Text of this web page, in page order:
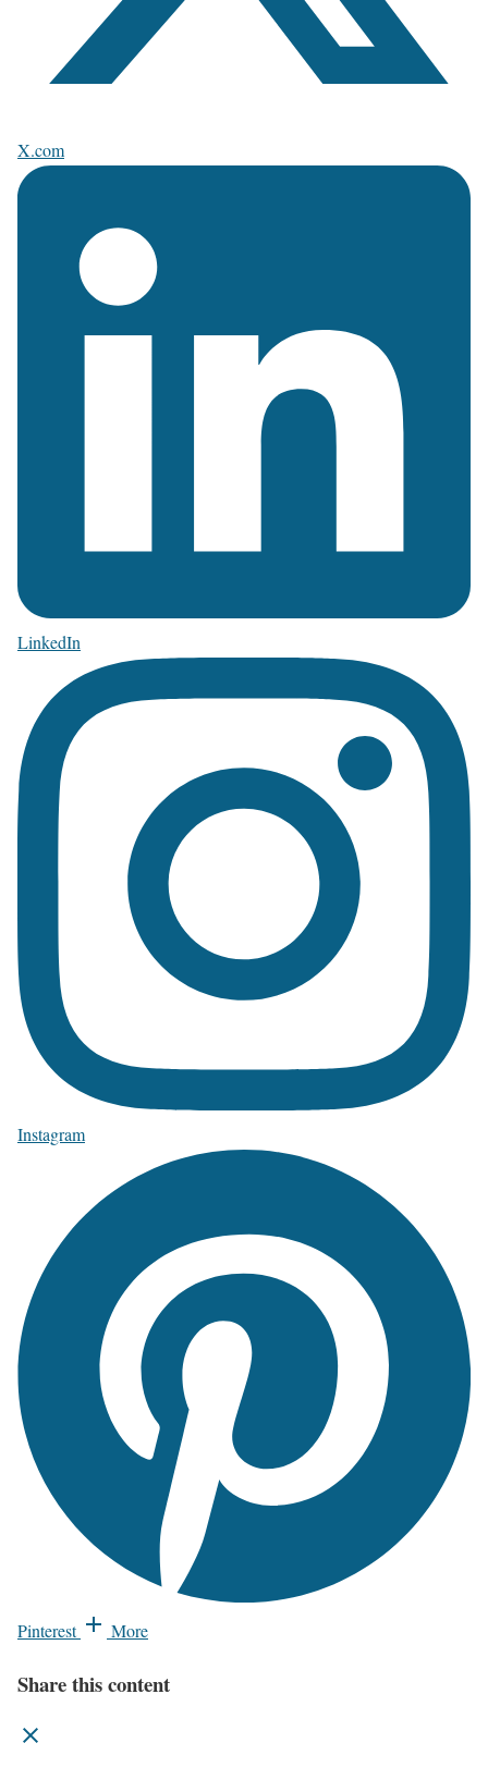
X.com
LinkedIn
Instagram
Pinterest More
Share this content